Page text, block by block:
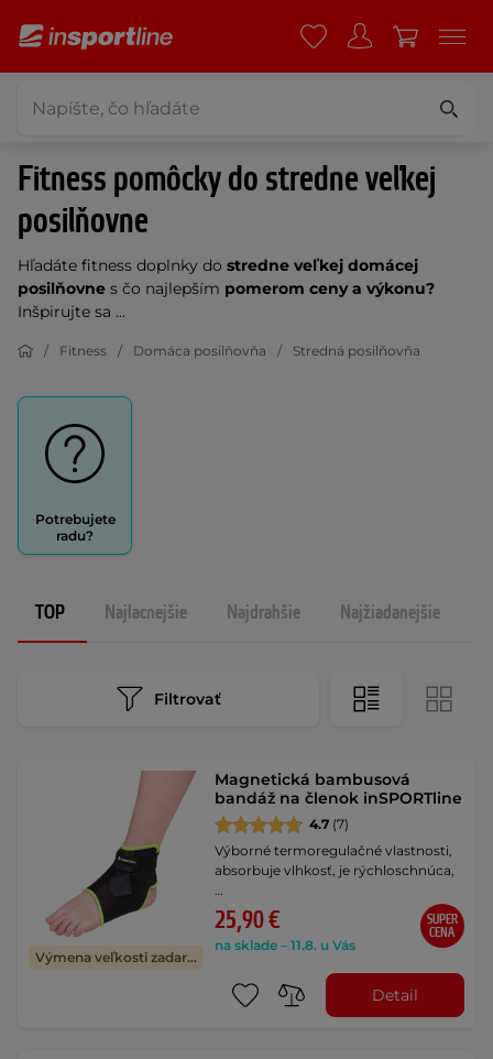
Fitness pomôcky do stredne veľkej
posilňovne
Hľadáte fitness doplnky do stredne veľkej domácej
posilňovne s čo najlepším pomerom ceny a výkonu?
Inšpirujte sa ...
Fitness Domáca posilňovňa Stredná posilňovňa
Potrebujete
radu?
TOP Najlacnejšie Najdrahšie Najžiadanejšie
Filtrovať
Výmena veľkosti zadarmo
Magnetická bambusová
bandáž na členok inSPORTline
4.7 (7)
Výborné termoregulačné vlastnosti,
absorbuje vlhkosť, je rýchloschnúca,
…
25,90 €
na sklade – 11.8. u Vás
SUPER
CENA
Detail